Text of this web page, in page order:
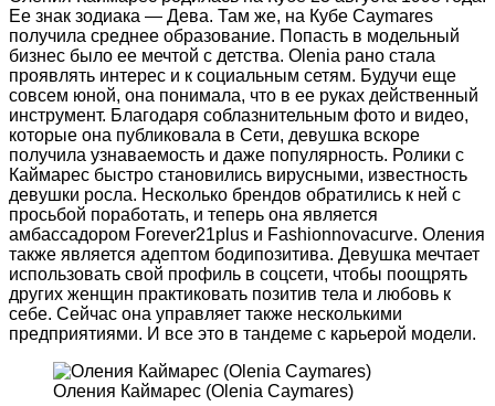
Ее знак зодиака — Дева. Там же, на Кубе Caymares
получила среднее образование. Попасть в модельный
бизнес было ее мечтой с детства. Olenia рано стала
проявлять интерес и к социальным сетям. Будучи еще
совсем юной, она понимала, что в ее руках действенный
инструмент. Благодаря соблазнительным фото и видео,
которые она публиковала в Сети, девушка вскоре
получила узнаваемость и даже популярность. Ролики с
Каймарес быстро становились вирусными, известность
девушки росла. Несколько брендов обратились к ней с
просьбой поработать, и теперь она является
амбассадором Forever21plus и Fashionnovacurve. Оления
также является адептом бодипозитива. Девушка мечтает
использовать свой профиль в соцсети, чтобы поощрять
других женщин практиковать позитив тела и любовь к
себе. Сейчас она управляет также несколькими
предприятиями. И все это в тандеме с карьерой модели.
Оления Каймарес (Olenia Caymares)